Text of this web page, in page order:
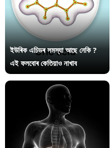
ইউৰিক এচিডৰ সমস্যা আছে নেকি ?
এই ফলবোৰ কেতিয়াও নাখাব